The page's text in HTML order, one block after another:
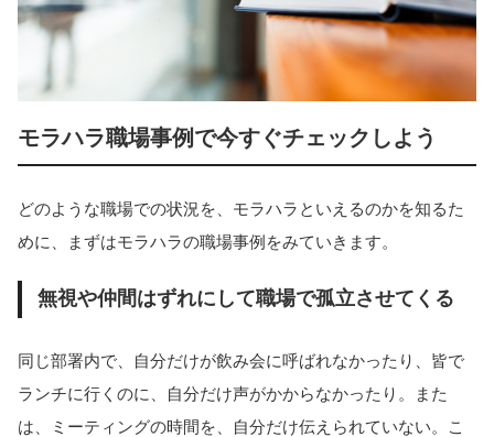
モラハラ職場事例で今すぐチェックしよう
どのような職場での状況を、モラハラといえるのかを知るた
めに、まずはモラハラの職場事例をみていきます。
無視や仲間はずれにして職場で孤立させてくる
同じ部署内で、自分だけが飲み会に呼ばれなかったり、皆で
ランチに行くのに、自分だけ声がかからなかったり。また
は、ミーティングの時間を、自分だけ伝えられていない。こ